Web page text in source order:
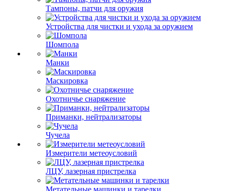
Тампоны, патчи для оружия
Устройства для чистки и ухода за оружием
Шомпола
Манки
Маскировка
Охотничье снаряжение
Приманки, нейтрализаторы
Чучела
Измерители метеоусловий
ЛЦУ, лазерная пристрелка
Метательные машинки и тарелки